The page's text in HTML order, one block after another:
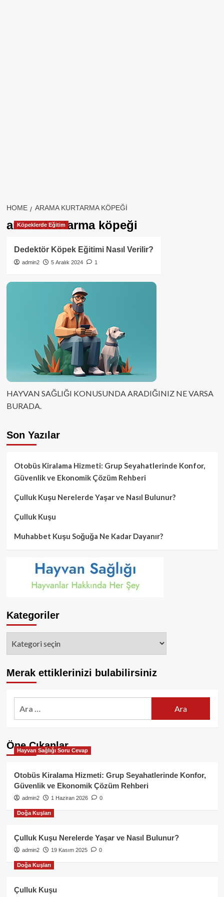
HOME ARAMA KURTARMA KÖPEĞI
arama kurtarma köpeği
Köpeklerde Eğitim
Dedektör Köpek Eğitimi Nasıl Verilir?
admin2 5 Aralık 2024 1
HAYVAN SAĞLIĞI KONUSUNDA ARADIĞINIZ NE VARSA
BURADA.
Son Yazılar
Otobüs Kiralama Hizmeti: Grup Seyahatlerinde Konfor,
Güvenlik ve Ekonomik Çözüm Rehberi
Çulluk Kuşu Nerelerde Yaşar ve Nasıl Bulunur?
Çulluk Kuşu
Muhabbet Kuşu Soğuğa Ne Kadar Dayanır?
Kategoriler
Merak ettiklerinizi bulabilirsiniz
Öne Çıkanlar
Hayvan Sağlığı Soru Cevap
Otobüs Kiralama Hizmeti: Grup Seyahatlerinde Konfor,
Güvenlik ve Ekonomik Çözüm Rehberi
admin2 1 Haziran 2026 0
Doğa Kuşları
Çulluk Kuşu Nerelerde Yaşar ve Nasıl Bulunur?
admin2 19 Kasım 2025 0
Doğa Kuşları
Çulluk Kuşu